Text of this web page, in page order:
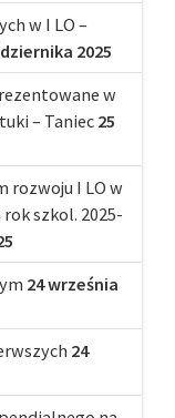
w I LO –
2025
w
– Taniec 25
rozwoju I LO w
szkol. 2025-
24 września
24